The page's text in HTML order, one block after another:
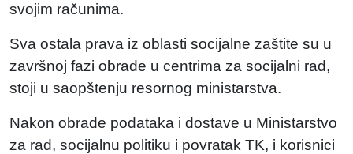
svojim računima.
Sva ostala prava iz oblasti socijalne zaštite su u
završnoj fazi obrade u centrima za socijalni rad,
stoji u saopštenju resornog ministarstva.
Nakon obrade podataka i dostave u Ministarstvo
za rad, socijalnu politiku i povratak TK, i korisnici